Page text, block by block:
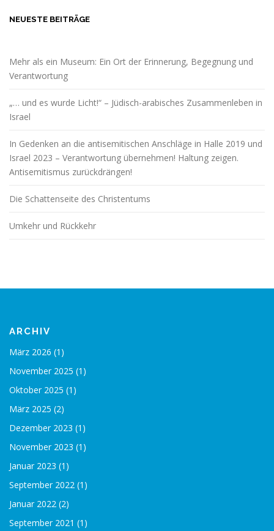
NEUESTE BEITRÄGE
Mehr als ein Museum: Ein Ort der Erinnerung, Begegnung und
Verantwortung
„… und es wurde Licht!“ – Jüdisch-arabisches Zusammenleben in
Israel
In Gedenken an die antisemitischen Anschläge in Halle 2019 und
Israel 2023 – Verantwortung übernehmen! Haltung zeigen.
Antisemitismus zurückdrängen!
Die Schattenseite des Christentums
Umkehr und Rückkehr
ARCHIV
März 2026 (1)
November 2025 (1)
Oktober 2025 (1)
März 2025 (2)
Dezember 2023 (1)
November 2023 (1)
Januar 2023 (1)
September 2022 (1)
Januar 2022 (2)
September 2021 (1)